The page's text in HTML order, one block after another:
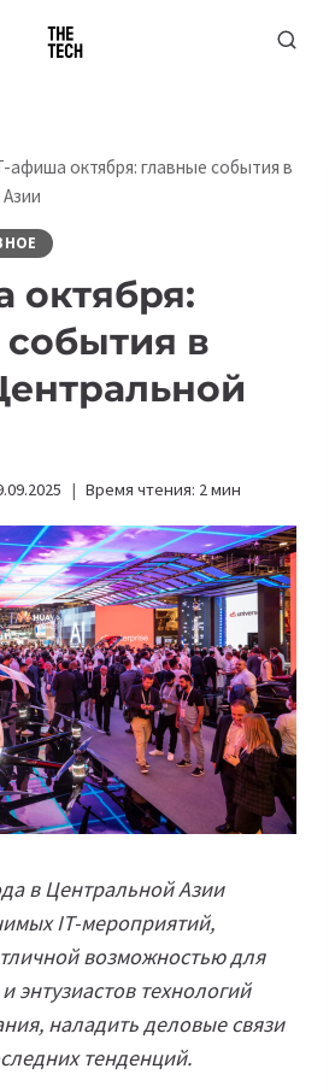
афиша октября: главные события в
октября:
в
Время чтения: 2мин
в Центральной Азии
IT-мероприятий,
возможностью для
энтузиастов технологий
наладить деловые связи
тенденций.